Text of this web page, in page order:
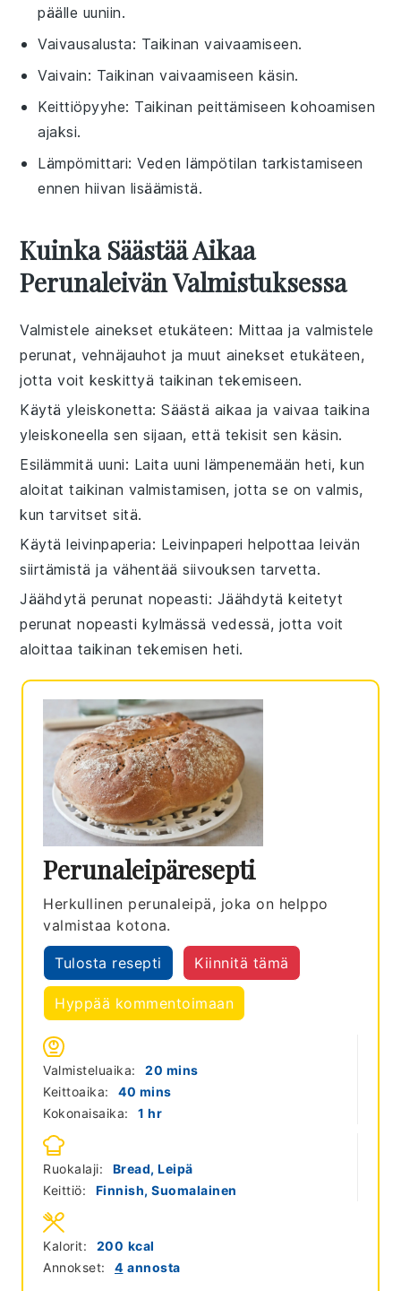
päälle uuniin.
Vaivausalusta: Taikinan vaivaamiseen.
Vaivain: Taikinan vaivaamiseen käsin.
Keittiöpyyhe: Taikinan peittämiseen kohoamisen
ajaksi.
Lämpömittari: Veden lämpötilan tarkistamiseen
ennen hiivan lisäämistä.
Kuinka Säästää Aikaa
Perunaleivän Valmistuksessa
Valmistele ainekset etukäteen: Mittaa ja valmistele
perunat, vehnäjauhot ja muut ainekset etukäteen,
jotta voit keskittyä taikinan tekemiseen.
Käytä yleiskonetta: Säästä aikaa ja vaivaa taikina
yleiskoneella sen sijaan, että tekisit sen käsin.
Esilämmitä uuni: Laita uuni lämpenemään heti, kun
aloitat taikinan valmistamisen, jotta se on valmis,
kun tarvitset sitä.
Käytä leivinpaperia: Leivinpaperi helpottaa leivän
siirtämistä ja vähentää siivouksen tarvetta.
Jäähdytä perunat nopeasti: Jäähdytä keitetyt
perunat nopeasti kylmässä vedessä, jotta voit
aloittaa taikinan tekemisen heti.
Perunaleipäresepti
Herkullinen perunaleipä, joka on helppo
valmistaa kotona.
Tulosta resepti Kiinnitä tämä
Hyppää kommentoimaan
Valmisteluaika: 20 minutes
mins
Keittoaika:
40 minutes
mins
Kokonaisaika:
1 hour
hr
Ruokalaji:
Bread, Leipä
Keittiö:
Finnish, Suomalainen
Annokset: 4 annosta
Kalorit: 200 kcal